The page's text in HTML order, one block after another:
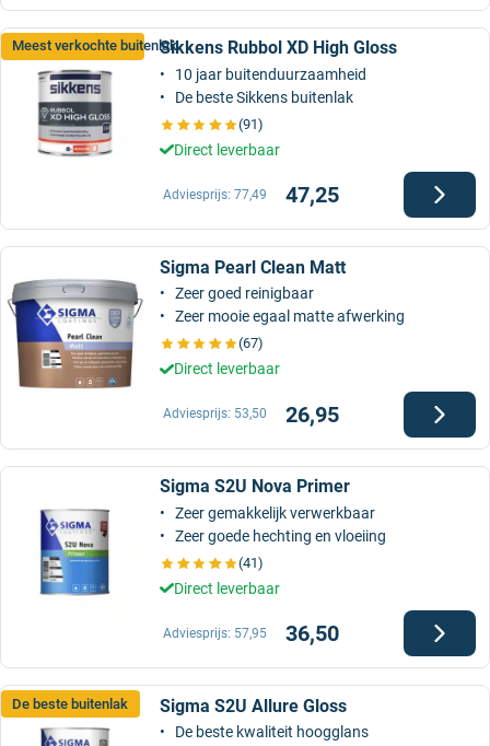
Meest verkochte buitenlakSikkens Rubbol XD High Gloss
10 jaar buitenduurzaamheid
De beste Sikkens buitenlak
(91)
Direct leverbaar
47,25
Adviesprijs: 77,49
Sigma Pearl Clean Matt
Zeer goed reinigbaar
Zeer mooie egaal matte afwerking
(67)
Direct leverbaar
26,95
Adviesprijs: 53,50
Sigma S2U Nova Primer
Zeer gemakkelijk verwerkbaar
Zeer goede hechting en vloeiing
(41)
Direct leverbaar
36,50
Adviesprijs: 57,95
De beste buitenlak Sigma S2U Allure Gloss
De beste kwaliteit hoogglans